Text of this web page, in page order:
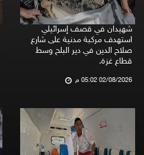
شهيدان في قصف إسرائيلي
استهدف مركبة مدنية على شارع
صلاح الدين في دير البلح وسط
قطاع غزة.
02/08/2026 05:02 م